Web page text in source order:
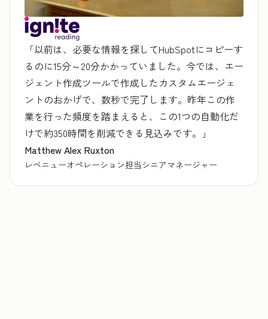
「以前は、必要な情報を探してHubSpotにコピーす
るのに15分～20分かかっていました。今では、エー
ジェント作成ツールで作成したカスタムエージェ
ントのおかげで、数秒で完了します。昨年この作
業を行った頻度を踏まえると、この1つの自動化だ
けで約350時間を削減できる見込みです。」
Matthew Alex Ruxton
レベニューオペレーション担当シニアマネージャー